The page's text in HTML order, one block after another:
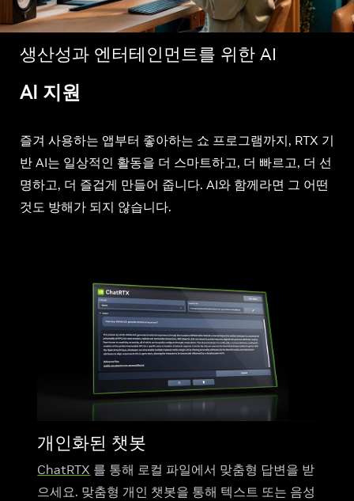
생산성과 엔터테인먼트를 위한 AI
AI 지원
즐겨 사용하는 앱부터 좋아하는 쇼 프로그램까지, RTX 기
반 AI는 일상적인 활동을 더 스마트하고, 더 빠르고, 더 선
명하고, 더 즐겁게 만들어 줍니다. AI와 함께라면 그 어떤
것도 방해가 되지 않습니다.
개인화된 챗봇
ChatRTX 를 통해 로컬 파일에서 맞춤형 답변을 받
으세요. 맞춤형 개인 챗봇을 통해 텍스트 또는 음성